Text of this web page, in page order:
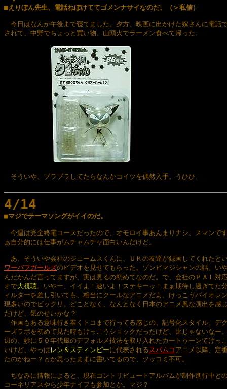
■えりぼん先生、電話ねぼけててゴメンナサイなのだ。（＞私信）
今日はなんか午後まで寝てました。夕方、映画に出かけた嫁さんに電話
されて、中野でちょっと買い物。山頭火でラーメン食べて帰った。
そういや、ブラブラしてたらなんかコイツを偶然入手。うひひ。
4/14
■マジでテーマソングがイイのだ。
今週は完全終電コースだったので、オモロイ事あんまりナシ。スマンで
ぁ自分的には仕事がムチャムチャ面白いんだけど。
あ、そういや会社のジェームスくんに、ＵＫの友達が録画してくれたと
ワーパフガールズのビデオを見せてもらった。ゾンビマジシャンの話。い
んだかんだ言ってますが、実は見るの初めてなのだ。で、会社のＰＡＬ対
オで大視聴。いやー、イイよ！速いよ！ステキーッ！まぁ期待し過ぎてた
ィルターを差し引いても、相当にクールなアニメだよ。けっこうバイオレ
現多いのでビックリ。どことなく、なんとなく日本のアニメ風な演出を感
だけど、気のせいかな？
作画もある意味行き着くトコまで行ってる感じの、記号化スタイル。デ
ーズラボを初めて見た時もけっこうショックだったけど、比じゃないなー
辺の、妙に５０年代風のデフォルメ技法を取り入れたカートゥーンてけっ
いけど、やっぱレン＆スティンピーに代表されるスパムコ アニメ以降、定
たのかねー？とか思ったままに書いてるので、ツッコミ不可。
ちなみに情報によると、現在コントリビュートアルバムが制作進行中と
コーネリアスやら少年ナイフも参加とか。マジ？